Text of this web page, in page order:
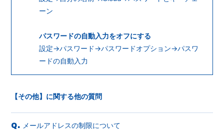
ーン
パスワードの自動入力をオフにする
設定→パスワード→パスワードオプション→パスワ
ードの自動入力
【その他】に関する他の質問
Q. メールアドレスの制限について